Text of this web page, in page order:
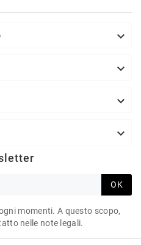




OK
momenti. A questo scopo,
nelle note legali.